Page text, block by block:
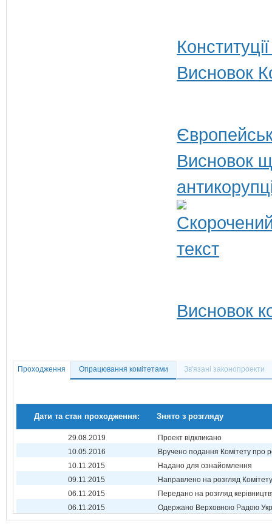
Висновок
Висновок
Висновок
Проходження Опрацювання комітетами Зв'язані законопроекти
Дати та стан проходження: Знято з розгляду
29.08.2019
Проект відкликано
10.05.2016
Вручено подання Комітету про
10.11.2015
Надано для ознайомлення
09.11.2015
Направлено на розгляд Комітету
06.11.2015
Передано на розгляд
06.11.2015
Одержано Верховною Радою